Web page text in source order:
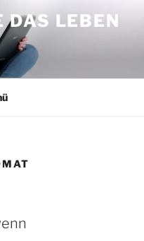
DAS LEBEN